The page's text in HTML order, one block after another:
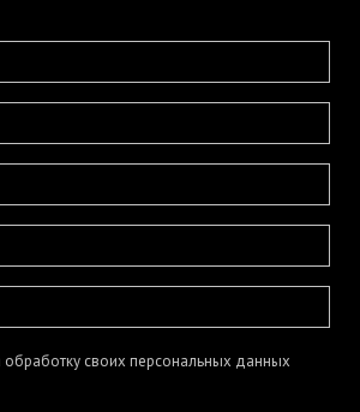
своих персональных данных